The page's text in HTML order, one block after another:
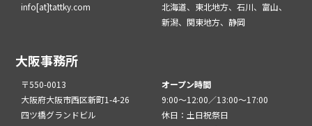
info[at]tattky.com
北海道、東北地方、石川、富山、
新潟、関東地方、静岡
大阪事務所
〒550-0013
大阪府大阪市西区新町1-4-26
四ツ橋グランドビル
オープン時間
9:00～12:00／13:00～17:00
休日：土日祝祭日